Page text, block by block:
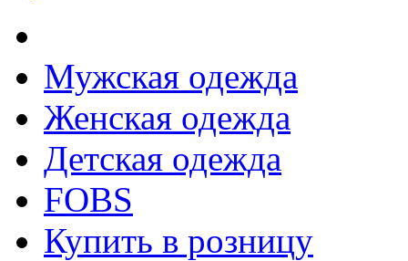
Мужская одежда
Женская одежда
Детская одежда
FOBS
Купить в розницу